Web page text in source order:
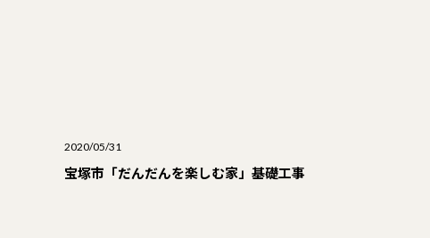
2020/05/31
宝塚市「だんだんを楽しむ家」基礎工事